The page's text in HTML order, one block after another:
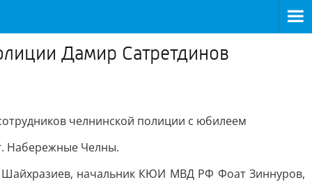
Дамир Сатретдинов
челнинской полиции с юбилеем
Набережные Челны.
Шайхразиев, начальник КЮИ МВД РФ Фоат Зиннуров,